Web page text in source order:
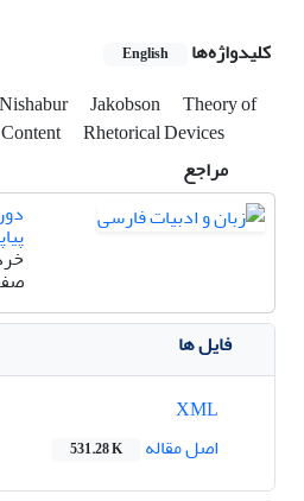
کلیدواژه‌ها
English
Jakobson
Theory of
Content Rhetorical Devices
مراجع
فایل ها
اصل مقاله
531.28 K